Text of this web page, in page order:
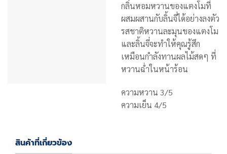
กลิ่นหอมหวานของแตงโมที่
ผสมผสานกับลิ้นจี่ได้อย่างลงตัว
รสชาติหวานละมุนของแตงโม
และลิ้นจี่จะทำให้คุณรู้สึก
เหมือนกำลังทานผลไม้สดๆ ที่
หวานฉ่ำในหน้าร้อน
ความหวาน 3/5
ความเย็น 4/5
สินค้าที่เกี่ยวข้อง